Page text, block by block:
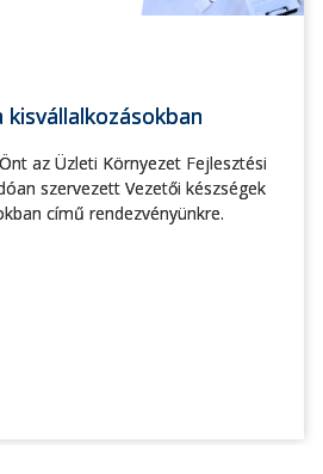
az Üzleti Környezet Fejlesztési
szervezett Vezetői készségek
című rendezvényünkre.